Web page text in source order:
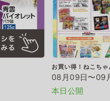
お買い得！ねこち
08月09日〜09
本日公開